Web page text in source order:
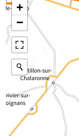
+
−